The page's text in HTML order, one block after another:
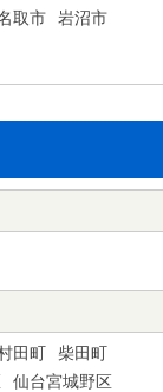
取市
岩沼市
田町
柴田町
仙台宮城野区